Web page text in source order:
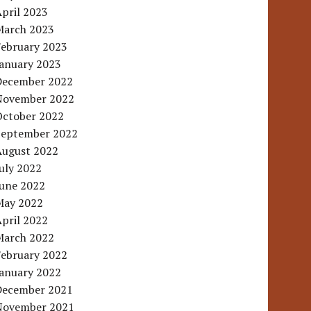
2023
2023
2023
2023
2022
2022
2022
2022
2022
2022
2022
2022
2022
2022
2022
2022
2021
2021